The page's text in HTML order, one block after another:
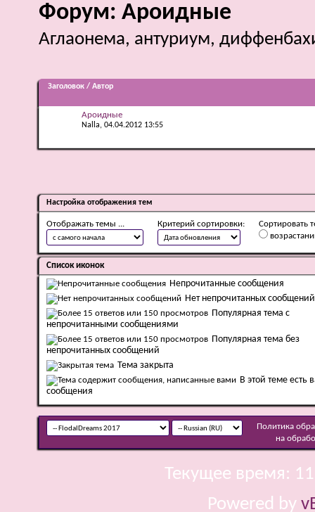
Форум: Ароидные
Аглаонема, антуриум,
Заголовок / Автор
Ароидные
Nalla, 04.04.2012 13:55
Настройка отображения тем
Отображать темы ... Критерий сортировки:
Сортировать
Список иконок
Непрочитанные сообщения
Нет непрочитанных сообщений
Популярная тема с
непрочитанными сообщениями
Популярная тема без
непрочитанных сообщений
Тема закрыта
В этой теме есть
сообщения
Политика
на
Текущее время:
Powered by